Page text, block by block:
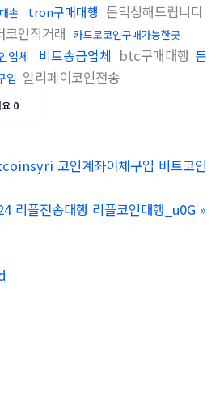
손 tron구매대행 돈믹싱해드립니다
코인직거래 카드로코인구매가능한곳
업체 비트송금업체 btc구매대행 돈
입 알리페이코인전송
0
코인계좌이체구입 비트코인
리플전송대행 리플코인대행_u0G »